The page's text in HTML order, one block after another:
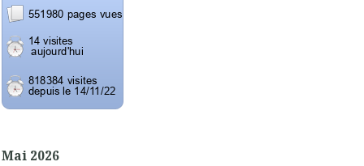
Mai 2026